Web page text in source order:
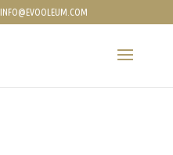
INFO@EVOOLEUM.COM